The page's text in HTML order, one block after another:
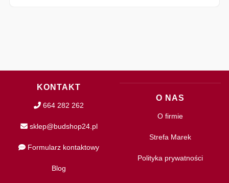
KONTAKT
664 282 262
sklep@budshop24.pl
Formularz kontaktowy
Blog
O NAS
O firmie
Strefa Marek
Polityka prywatności